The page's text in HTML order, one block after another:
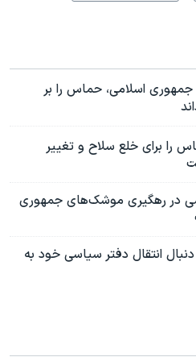
اسلامی، حماس را بر
را برای خلع سلاح و تغییر
نقشی در رهگیری موشک‌های جمهوری
انتقال دفتر سیاسی خود به